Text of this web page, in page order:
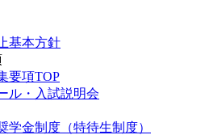
基本方針
要項TOP
ル・入試説明会
学金制度（特待生制度）